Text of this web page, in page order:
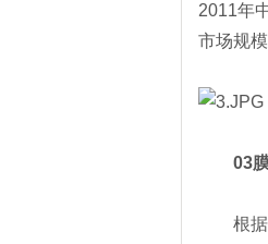
2011年
市场规
03膜
根据各